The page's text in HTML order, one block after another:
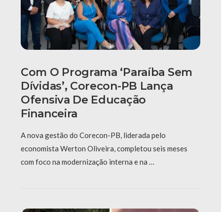
Com O Programa ‘Paraíba Sem
Dívidas’, Corecon-PB Lança
Ofensiva De Educação
Financeira
A nova gestão do Corecon-PB, liderada pelo
economista Werton Oliveira, completou seis meses
com foco na modernização interna e na …